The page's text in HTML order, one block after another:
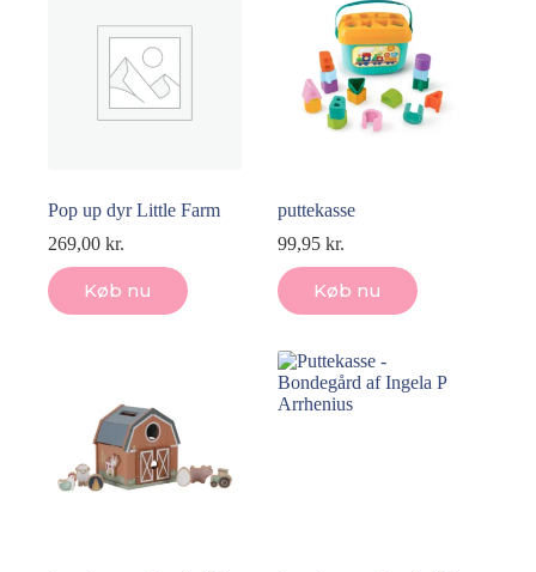
Pop up dyr Little Farm
269,00 kr.
Køb nu
puttekasse
99,95kr.
Køb nu